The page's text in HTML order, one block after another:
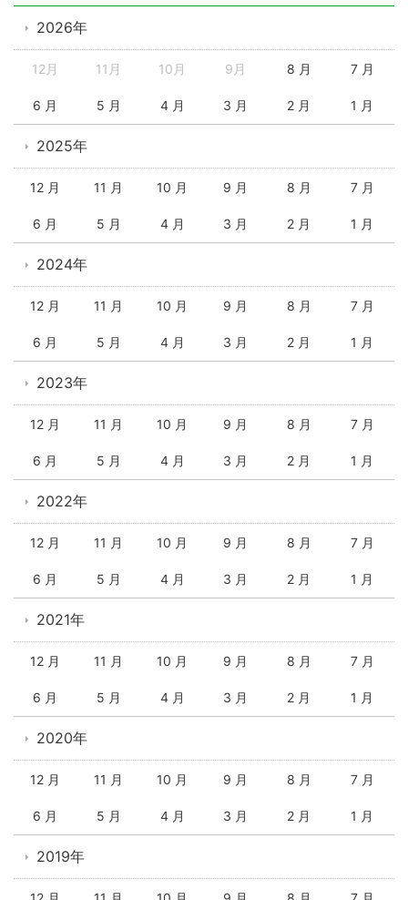
2026年
12月 11月 10月 9月 8 月 7 月
6 月 5 月 4 月 3 月 2 月 1 月
2025年
12 月 11 月 10 月 9 月 8 月 7 月
6 月 5 月 4 月 3 月 2 月 1 月
2024年
12 月 11 月 10 月 9 月 8 月 7 月
6 月 5 月 4 月 3 月 2 月 1 月
2023年
12 月 11 月 10 月 9 月 8 月 7 月
6 月 5 月 4 月 3 月 2 月 1 月
2022年
12 月 11 月 10 月 9 月 8 月 7 月
6 月 5 月 4 月 3 月 2 月 1 月
2021年
12 月 11 月 10 月 9 月 8 月 7 月
6 月 5 月 4 月 3 月 2 月 1 月
2020年
12 月 11 月 10 月 9 月 8 月 7 月
6 月 5 月 4 月 3 月 2 月 1 月
2019年